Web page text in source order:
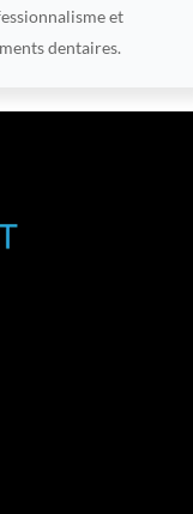
et
dentaires.